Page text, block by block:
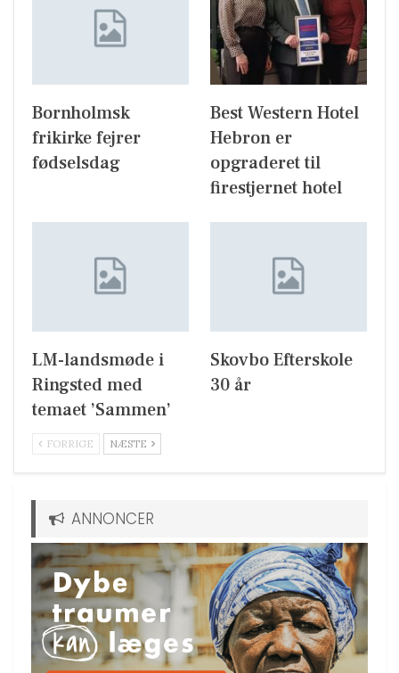
Bornholmsk
frikirke fejrer
fødselsdag
Best Western Hotel
Hebron er
opgraderet til
firestjernet hotel
LM-landsmøde i
Ringsted med
temaet ’Sammen’
Skovbo Efterskole
30 år
FORRIGE NÆSTE
ANNONCER